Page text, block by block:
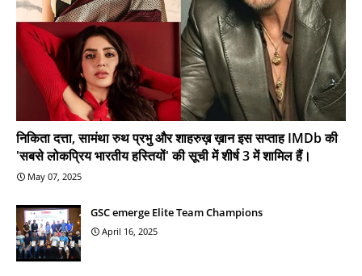
निकिता दत्ता, सामंथा रुथ प्रभु और शाहरुख़ ख़ान इस सप्ताह IMDb की
'सबसे लोकप्रिय भारतीय हस्तियों' की सूची में शीर्ष 3 में शामिल हैं।
May 07, 2025
GSC emerge Elite Team Champions
April 16, 2025